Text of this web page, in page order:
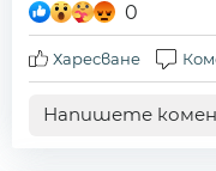
0
Харесване